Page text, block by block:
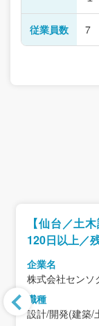
従業員数 7
【仙台／土
120日以上／
企業名
株式会社センソ
職種
設計/開発(建築/